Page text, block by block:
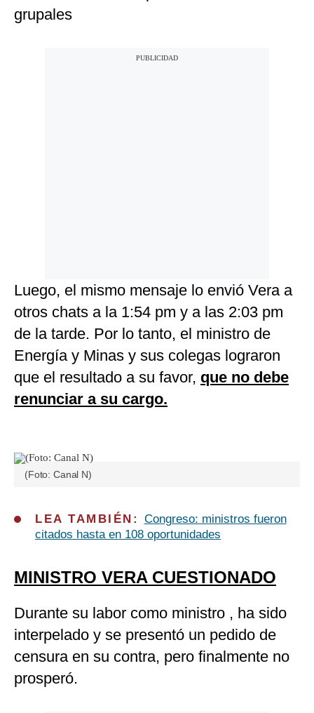
grupales
Luego, el mismo mensaje lo envió Vera a
otros chats a la 1:54 pm y a las 2:03 pm
de la tarde. Por lo tanto, el ministro de
Energía y Minas y sus colegas lograron
que el resultado a su favor, que no debe
renunciar a su cargo.
(Foto: Canal N)
LEA TAMBIÉN: Congreso: ministros fueron
citados hasta en 108 oportunidades
MINISTRO VERA CUESTIONADO
Durante su labor como ministro , ha sido
interpelado y se presentó un pedido de
censura en su contra, pero finalmente no
prosperó.